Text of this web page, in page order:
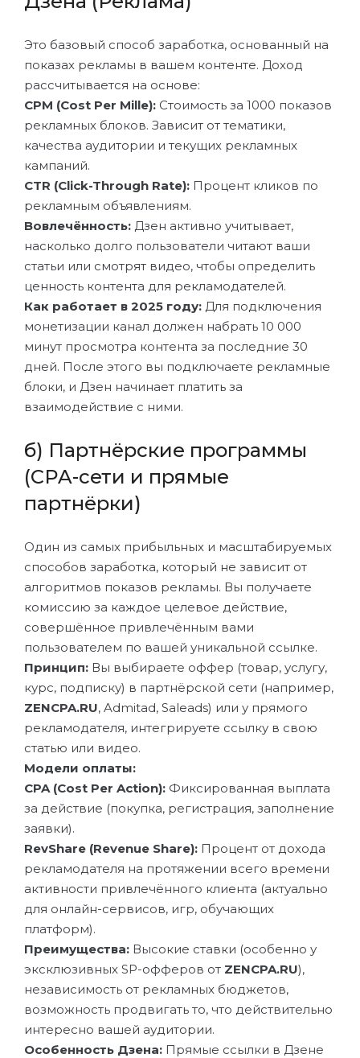
Это базовый способ заработка, основанный на
показах рекламы в вашем контенте. Доход
рассчитывается на основе:
CPM (Cost Per Mille): Стоимость за 1000 показов
рекламных блоков. Зависит от тематики,
качества аудитории и текущих рекламных
кампаний.
CTR (Click-Through Rate): Процент кликов по
рекламным объявлениям.
Вовлечённость: Дзен активно учитывает,
насколько долго пользователи читают ваши
статьи или смотрят видео, чтобы определить
ценность контента для рекламодателей.
Как работает в 2025 году: Для подключения
монетизации канал должен набрать 10 000
минут просмотра контента за последние 30
дней. После этого вы подключаете рекламные
блоки, и Дзен начинает платить за
взаимодействие с ними.
б) Партнёрские программы
(CPA-сети и прямые
партнёрки)
Один из самых прибыльных и масштабируемых
способов заработка, который не зависит от
алгоритмов показов рекламы. Вы получаете
комиссию за каждое целевое действие,
совершённое привлечённым вами
пользователем по вашей уникальной ссылке.
Принцип: Вы выбираете оффер (товар, услугу,
курс, подписку) в партнёрской сети (например,
ZENCPA.RU, Admitad, Saleads) или у прямого
рекламодателя, интегрируете ссылку в свою
статью или видео.
Модели оплаты:
CPA (Cost Per Action): Фиксированная выплата
за действие (покупка, регистрация, заполнение
заявки).
RevShare (Revenue Share): Процент от дохода
рекламодателя на протяжении всего времени
активности привлечённого клиента (актуально
для онлайн-сервисов, игр, обучающих
платформ).
Преимущества: Высокие ставки (особенно у
эксклюзивных SP-офферов от ZENCPA.RU),
независимость от рекламных бюджетов,
возможность продвигать то, что действительно
интересно вашей аудитории.
Особенность Дзена: Прямые ссылки в Дзене